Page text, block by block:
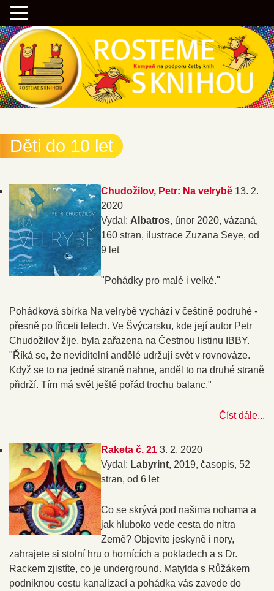
Přejít
k
hlavnímu
obsahu
webu
Rostemesknihou.cz
Kampaň na podporu četby knih
Děti do 10 let
Chudožilov, Petr: Na velrybě 13. 2.
2020
Vydal: Albatros, únor 2020, vázaná,
160 stran, ilustrace Zuzana Seye, od
9 let
"Pohádky pro malé i velké."
Pohádková sbírka Na velrybě vychází v češtině podruhé -
přesně po třiceti letech. Ve Švýcarsku, kde její autor Petr
Chudožilov žije, byla zařazena na Čestnou listinu IBBY.
"Říká se, že neviditelní andělé udržují svět v rovnováze.
Když se to na jedné straně nahne, anděl to na druhé straně
přidrží. Tím má svět ještě pořád trochu balanc."
Číst dále...
Raketa č. 21 3. 2. 2020
Vydal: Labyrint, 2019, časopis, 52
stran, od 6 let
Co se skrývá pod našima nohama a
jak hluboko vede cesta do nitra
Země? Objevíte jeskyně i nory,
zahrajete si stolní hru o hornících a pokladech a s Dr.
Rackem zjistíte, co je underground. Matylda s Růžákem
podniknou cestu kanalizací a pohádka vás zavede do